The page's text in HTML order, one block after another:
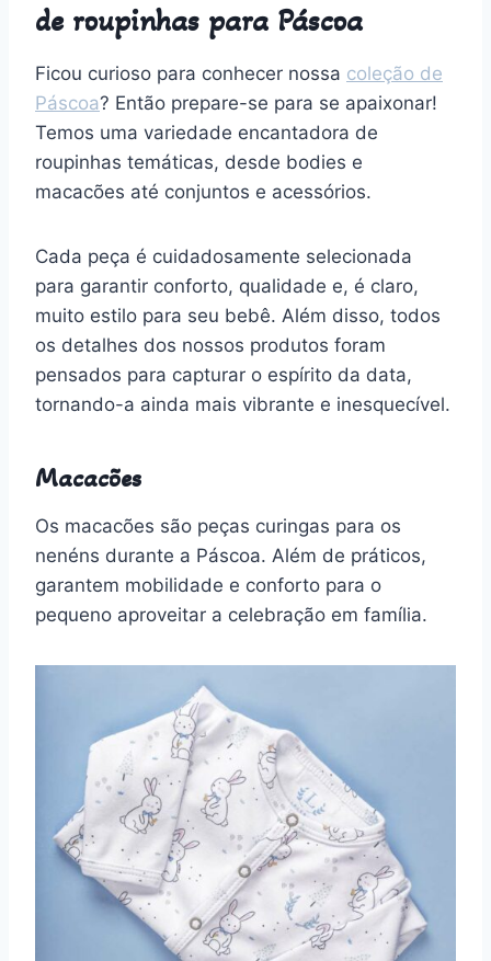
de roupinhas para Páscoa
Ficou curioso para conhecer nossa coleção de
Páscoa? Então prepare-se para se apaixonar!
Temos uma variedade encantadora de
roupinhas temáticas, desde bodies e
macacões até conjuntos e acessórios.
Cada peça é cuidadosamente selecionada
para garantir conforto, qualidade e, é claro,
muito estilo para seu bebê. Além disso, todos
os detalhes dos nossos produtos foram
pensados para capturar o espírito da data,
tornando-a ainda mais vibrante e inesquecível.
Macacões
Os macacões são peças curingas para os
nenéns durante a Páscoa. Além de práticos,
garantem mobilidade e conforto para o
pequeno aproveitar a celebração em família.